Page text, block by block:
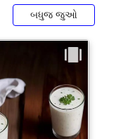
બધુજ જુઓ